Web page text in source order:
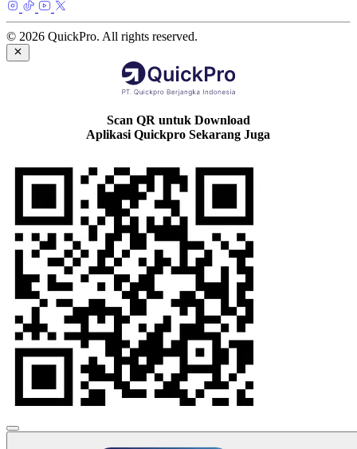
© 2026 QuickPro. All rights reserved.
Scan QR untuk Download
Aplikasi Quickpro Sekarang Juga